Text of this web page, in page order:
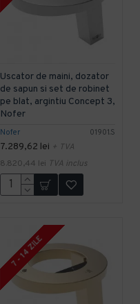
Nofer 01901.S
Uscator de maini, dozator
de sapun si set de robinet
pe blat, argintiu Concept 3,
Nofer
7.289,62 lei + TVA
8.820,44 lei TVA inclus
7 - 14 ZILE